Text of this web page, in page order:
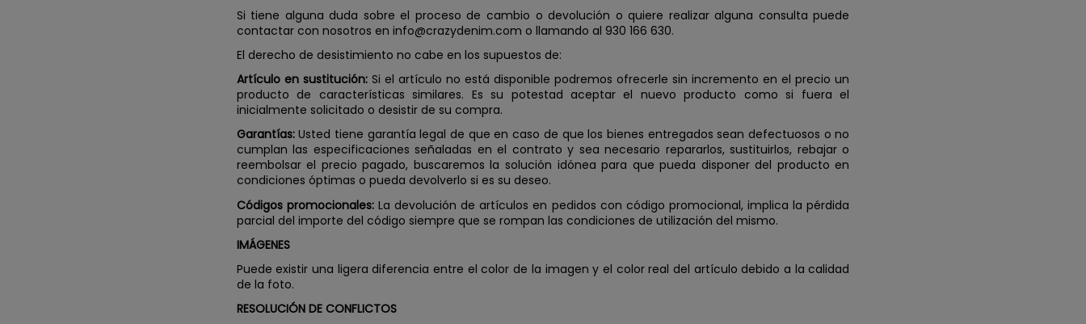
Si tiene alguna duda sobre el proceso de cambio o devolución o quiere realizar alguna consulta puede
contactar con nosotros en info@crazydenim.com o llamando al 930 166 630.
El derecho de desistimiento no cabe en los supuestos de:
Artículo en sustitución:Si el artículo no está disponible podremos ofrecerle sin incremento en el precio un
producto de características similares. Es su potestad aceptar el nuevo producto como si fuera el
inicialmente solicitado o desistir de su compra.
Garantías:Usted tiene garantía legal de que en caso de que los bienes entregados sean defectuosos o no
cumplan las especificaciones señaladas en el contrato y sea necesario repararlos, sustituirlos, rebajar o
reembolsar el precio pagado, buscaremos la solución idónea para que pueda disponer del producto en
condiciones óptimas o pueda devolverlo si es su deseo.
Códigos promocionales:La devolución de artículos en pedidos con código promocional, implica la pérdida
parcial del importe del código siempre que se rompan las condiciones de utilización del mismo.
IMÁGENES
Puede existir una ligera diferencia entre el color de la imagen y el color real del artículo debido a la calidad
de la foto.
RESOLUCIÓN DE CONFLICTOS